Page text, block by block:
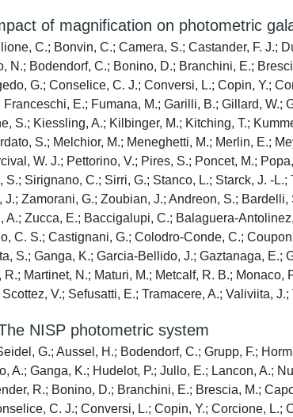
of magnification on photometric
C.; Bonvin, C.; Camera, S.; Castander, F. J.;
N.; Bodendorf, C.; Bonino, D.; Branchini, E.;
G.; Conselice, C. J.; Conversi, L.; Copin, Y.;
E.; Fumana, M.; Garilli, B.; Gillard,
S.; Kiessling, A.; Kilbinger, M.; Kitching, T.;
S.; Melchior, M.; Meneghetti, M.; Merlin, E.;
W. J.; Pettorino, V.; Pires, S.; Poncet, M.;
Sirignano, C.; Sirri, G.; Stanco, L.; Starck, J. -
J.; Zamorani, G.; Zoubian, J.; Andreon, S.;
A.; Zucca, E.; Baccigalupi, C.; Balaguera-
C. S.; Castignani, G.; Colodro-Conde, C.;
S.; Ganga, K.; Garcia-Bellido, J.; Gaztanaga,
Martinet, N.; Maturi, M.; Metcalf, R. B.;
V.; Sefusatti, E.; Tramacere, A.; Valiviita,
NISP photometric system
G.; Aussel, H.; Bodendorf, C.; Grupp, F.;
A.; Ganga, K.; Hudelot, P.; Jullo, E.; Lancon, A.;
R.; Bonino, D.; Branchini, E.; Brescia, M.;
C. J.; Conversi, L.; Copin, Y.; Corcione,